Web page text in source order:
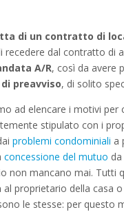
di un contratto di
recedere dal contratto di
A/R, così da avere
preavviso, di solito
ad elencare i motivi per
stipulato con i
problemi condominiali a
concessione del mutuo
non mancano mai. Tutti
al proprietario della casa
le stesse: per questo